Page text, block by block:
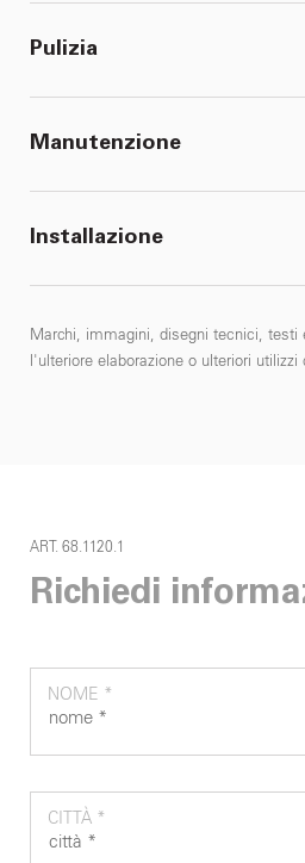
Pulizia
Manutenzione
Installazione
Marchi, immagini, disegni tecnici, testi
l'ulteriore elaborazione o ulteriori
ART. 68.1120.1
Richiedi
NOME *
CITTÀ *